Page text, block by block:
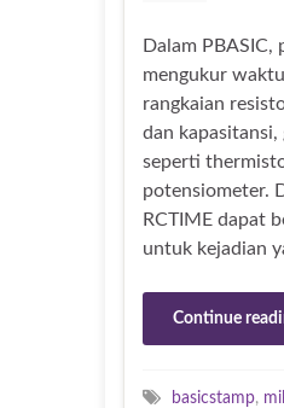
Dalam
mengukur
rangkaian
dan
seperti
potensiometer.
RCTIME dapat
untuk kejadian
Continue
basicstamp,